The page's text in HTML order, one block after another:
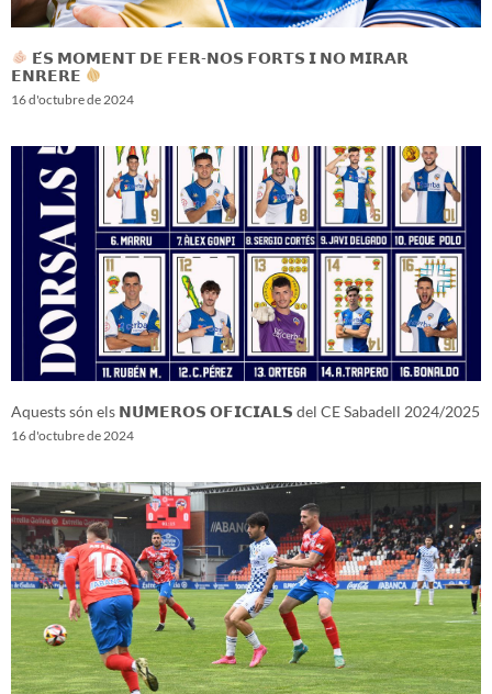
𝗘́𝗦 𝗠𝗢𝗠𝗘𝗡𝗧 𝗗𝗘 𝗙𝗘𝗥-𝗡𝗢𝗦 𝗙𝗢𝗥𝗧𝗦 𝗜 𝗡𝗢 𝗠𝗜𝗥𝗔𝗥
𝗘𝗡𝗥𝗘𝗥𝗘
16 d'octubre de 2024
Aquests són els 𝗡𝗨́𝗠𝗘𝗥𝗢𝗦 𝗢𝗙𝗜𝗖𝗜𝗔𝗟𝗦 del CE Sabadell 2024/2025
16 d'octubre de 2024